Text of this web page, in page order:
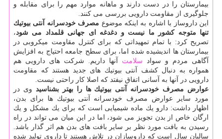
بیمارستان را در دست دارند و ماهانه موارد مهم را برای مقابله و
جلوگیری از مقاومت دارویی بررسی می كنند.
این داروساز با اشاره به اینكه موضوع مصرف خودسرانه آنتی بیوتیك
تنها متوجه كشور ما نیست و دغدغه ای جهانی قلمداد می شود،
تصریح كرد: با تمام تمهیداتی كه برای كنترل مقاومت میكروبی در
بیمارستان ها اندیشیده شده اما، برای سطح جامعه احتیاج به افزایش
آگاهی مردم و سواد سلامت آنها داریم. شركت های دارویی هم
همواره به دنبال كشف آنتی بیوتیك های جدید هستند كه مقاومت
دارویی در آنها به آسانی اتفاق نیفتد كه اصلا كار راحتی نیست.
عوارض مصرف خودسرانه آنتی بیوتیك ها را بهتر بشناسید وی در
مورد سایر عوارض مصرف خودسرانه آنتی بیوتیك ها برای بدن،
اظهار داشت: دارو یك ماده شیمیایی است كه برای یك مشكل و یك
ارگان خاص از بدن تجویز می شود، اما در این میان می تواند در راه
رسیدن به بافت مورد نظر بر سایر بافت های بدن هم اثر گذار باشد.
سالیان سال است كه داروسازان در تلاش هستند تا داروی تولید شده